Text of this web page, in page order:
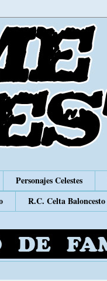
Personajes Celestes
R.C. Celta Baloncesto